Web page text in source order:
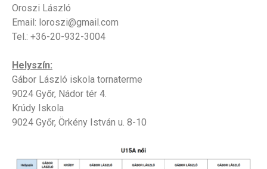
Oroszi László
Email: loroszi@gmail.com
Tel.: +36-20-932-3004
Helyszín:
Gábor László iskola tornaterme
9024 Győr, Nádor tér 4.
Krúdy Iskola
9024 Győr, Örkény István u. 8-10